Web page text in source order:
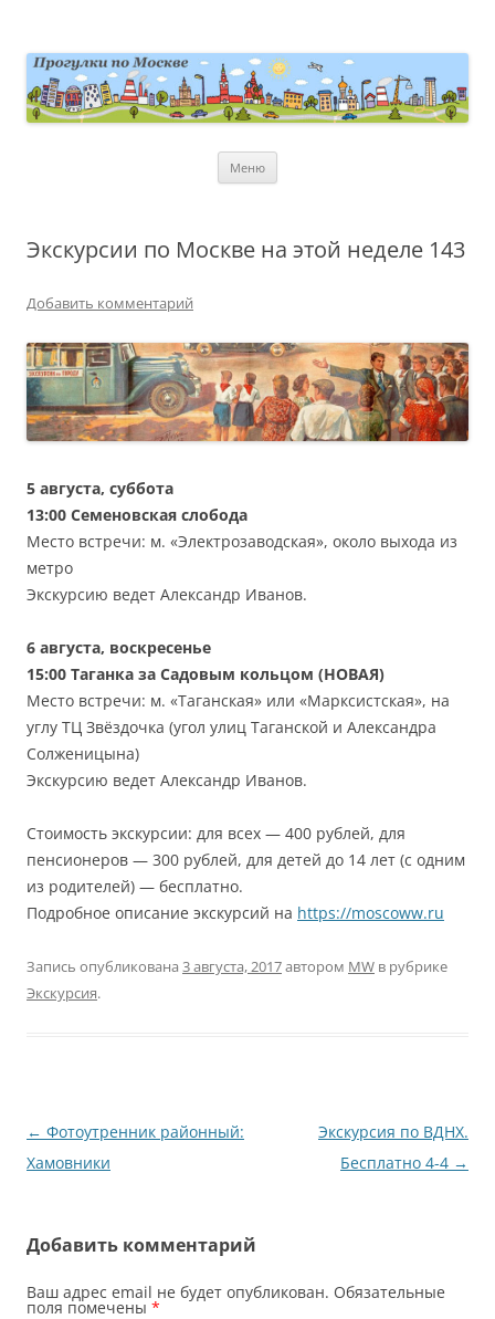
Меню
Экскурсии по Москве на этой неделе 143
Добавить комментарий
5 августа, суббота
13:00 Семеновская слобода
Место встречи: м. «Электрозаводская», около выхода из
метро
Экскурсию ведет Александр Иванов.
6 августа, воскресенье
15:00 Таганка за Садовым кольцом (НОВАЯ)
Место встречи: м. «Таганская» или «Марксистская», на
углу ТЦ Звёздочка (угол улиц Таганской и Александра
Солженицына)
Экскурсию ведет Александр Иванов.
Стоимость экскурсии: для всех — 400 рублей, для
пенсионеров — 300 рублей, для детей до 14 лет (с одним
из родителей) — бесплатно.
Подробное описание экскурсий на https://moscoww.ru
Запись опубликована 3 августа, 2017автором MW в рубрике
Экскурсия.
Навигация
по
← Фотоутренник районный:
Хамовники
Экскурсия по ВДНХ.
Бесплатно 4-4 →
Добавить комментарий
Ваш адрес email не будет опубликован. Обязательные
поля помечены *